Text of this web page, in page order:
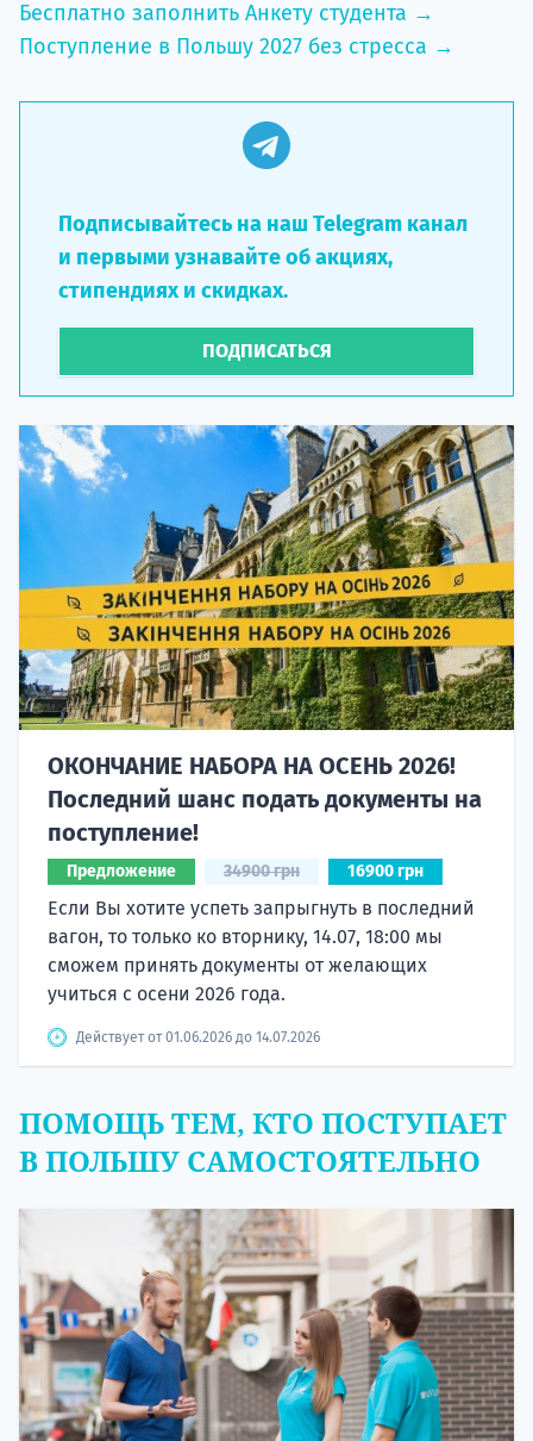
Бесплатно заполнить Анкету студента →
Поступление в Польшу 2027 без стресса →
Подписывайтесь на наш Telegram канал
и первыми узнавайте об акциях,
стипендиях и скидках.
ПОДПИСАТЬСЯ
ОКОНЧАНИЕ НАБОРА НА ОСЕНЬ 2026!
Последний шанс подать документы на
поступление!
Предложение 34900 грн 16900 грн
Если Вы хотите успеть запрыгнуть в последний
вагон, то только ко вторнику, 14.07, 18:00 мы
сможем принять документы от желающих
учиться с осени 2026 года.
Действует от 01.06.2026 до 14.07.2026
ПОМОЩЬ ТЕМ, КТО ПОСТУПАЕТ
В ПОЛЬШУ САМОСТОЯТЕЛЬНО